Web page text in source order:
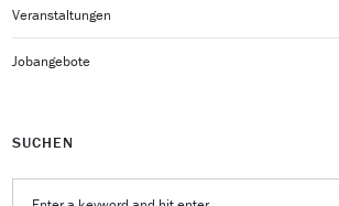
Veranstaltungen
Jobangebote
SUCHEN